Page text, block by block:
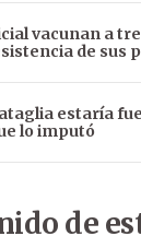
vacunan a
de sus
estaría
lo imputó
de